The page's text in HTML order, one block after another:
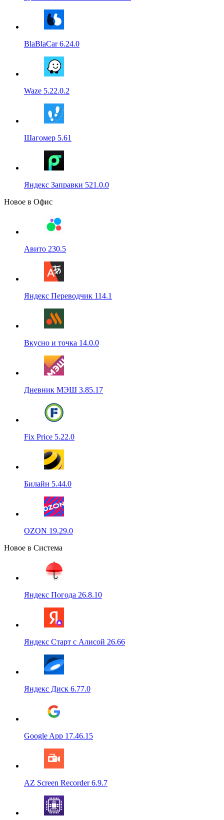
BlaBlaCar 6.24.0
Waze 5.22.0.2
Шагомер 5.61
Яндекс Заправки 521.0.0
Новое в Офис
Авито 230.5
Яндекс Переводчик 114.1
Вкусно и точка 14.0.0
Дневник МЭШ 3.85.17
Fix Price 5.22.0
Билайн 5.44.0
OZON 19.29.0
Новое в Система
Яндекс Погода 26.8.10
Яндекс Старт с Алисой 26.66
Яндекс Диск 6.77.0
Google App 17.46.15
AZ Screen Recorder 6.9.7